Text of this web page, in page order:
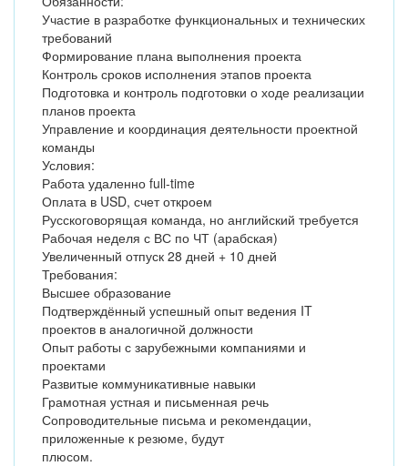
Участие в разработке функциональных и технических
требований
Формирование плана выполнения проекта
Контроль сроков исполнения этапов проекта
Подготовка и контроль подготовки о ходе реализации
планов проекта
Управление и координация деятельности проектной
команды
Условия:
Работа удаленно full-time
Оплата в USD, счет откроем
Русскоговорящая команда, но английский требуется
Рабочая неделя с ВС по ЧТ (арабская)
Увеличенный отпуск 28 дней + 10 дней
Требования:
Высшее образование
Подтверждённый успешный опыт ведения IT
проектов в аналогичной должности
Опыт работы с зарубежными компаниями и
проектами
Развитые коммуникативные навыки
Грамотная устная и письменная речь
Сопроводительные письма и рекомендации,
приложенные к резюме, будут
плюсом.